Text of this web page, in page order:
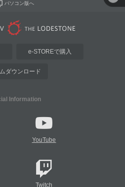
パソコン版へ
e-STOREで購入
ダウンロード
Information
YouTube
Twitch